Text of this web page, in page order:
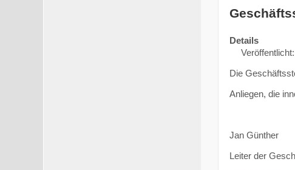
Details
Die
Anliegen, die
Jan Günther
Leiter der